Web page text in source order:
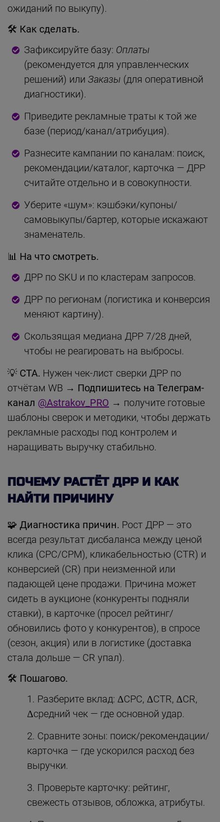
ожиданий по выкупу).
🛠 Как сделать.
Зафиксируйте базу: Оплаты
(рекомендуется для управленческих
решений) или Заказы (для оперативной
диагностики).
Приведите рекламные траты к той же
базе (период/канал/атрибуция).
Разнесите кампании по каналам: поиск,
рекомендации/каталог, карточка — ДРР
считайте отдельно и в совокупности.
Уберите «шум»: кэшбэки/купоны/
самовыкупы/бартер, которые искажают
знаменатель.
📊 На что смотреть.
ДРР по SKU и по кластерам запросов.
ДРР по регионам (логистика и конверсия
меняют картину).
Скользящая медиана ДРР 7/28 дней,
чтобы не реагировать на выбросы.
💡 CTA. Нужен чек-лист сверки ДРР по
отчётам WB → Подпишитесь на Телеграм-
канал @Astrakov_PRO → получите готовые
шаблоны сверок и методики, чтобы держать
рекламные расходы под контролем и
наращивать выручку стабильно.
ПОЧЕМУ РАСТЁТ ДРР И КАК
НАЙТИ ПРИЧИНУ
🧩 Диагностика причин. Рост ДРР — это
всегда результат дисбаланса между ценой
клика (CPC/CPM), кликабельностью (CTR) и
конверсией (CR) при неизменной или
падающей цене продажи. Причина может
сидеть в аукционе (конкуренты подняли
ставки), в карточке (просел рейтинг/
обновились фото у конкурентов), в спросе
(сезон, акция) или в логистике (доставка
стала дольше — CR упал).
🛠 Пошагово.
Разберите вклад: ΔCPC, ΔCTR, ΔCR,
Δсредний чек — где основной удар.
Сравните зоны: поиск/рекомендации/
карточка — где ускорился расход без
выручки.
Проверьте карточку: рейтинг,
свежесть отзывов, обложка, атрибуты.